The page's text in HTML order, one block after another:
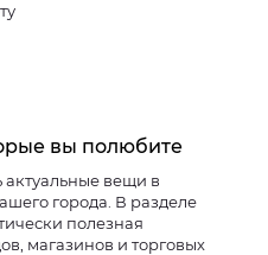
вы полюбите
актуальные вещи в
города. В разделе
полезная
магазинов и торговых